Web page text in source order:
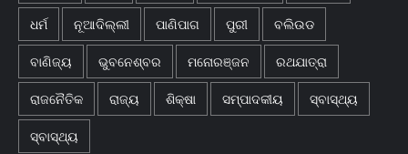
ଧର୍ମ ନୂଆଦିଲ୍ଲୀ ପାଣିପାଗ ପୁରୀ ବଲିଉଡ
ବାଣିଜ୍ୟ ଭୁବନେଶ୍ବର ମନୋରଞ୍ଜନ ରଥଯାତ୍ରା
ରାଜନୈତିକ ରାଜ୍ୟ ଶିକ୍ଷା ସମ୍ପାଦକୀୟ ସ୍ବାସ୍ଥ୍ୟ
ସ୍ବାସ୍ଥ୍ୟ